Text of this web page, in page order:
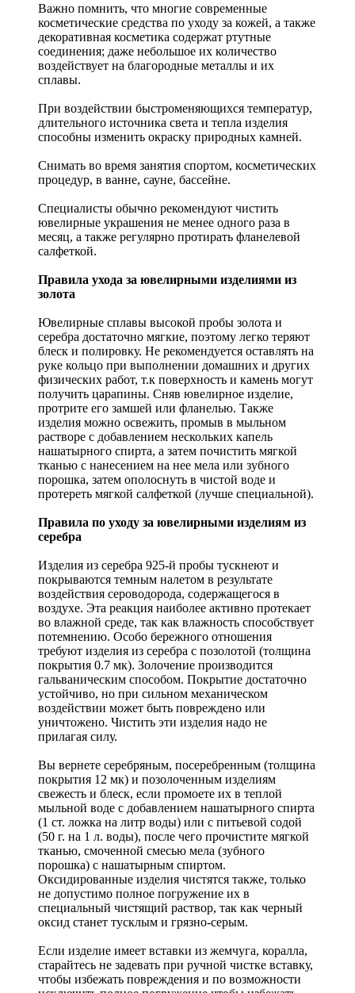
Важно помнить, что многие современные
косметические средства по уходу за кожей, а также
декоративная косметика содержат ртутные
соединения; даже небольшое их количество
воздействует на благородные металлы и их
сплавы.
При воздействии быстроменяющихся температур,
длительного источника света и тепла изделия
способны изменить окраску природных камней.
Снимать во время занятия спортом, косметических
процедур, в ванне, сауне, бассейне.
Специалисты обычно рекомендуют чистить
ювелирные украшения не менее одного раза в
месяц, а также регулярно протирать фланелевой
салфеткой.
Правила ухода за ювелирными изделиями из
золота
Ювелирные сплавы высокой пробы золота и
серебра достаточно мягкие, поэтому легко теряют
блеск и полировку. Не рекомендуется оставлять на
руке кольцо при выполнении домашних и других
физических работ, т.к поверхность и камень могут
получить царапины. Сняв ювелирное изделие,
протрите его замшей или фланелью. Также
изделия можно освежить, промыв в мыльном
растворе с добавлением нескольких капель
нашатырного спирта, а затем почистить мягкой
тканью с нанесением на нее мела или зубного
порошка, затем ополоснуть в чистой воде и
протереть мягкой салфеткой (лучше специальной).
Правила по уходу за ювелирными изделиям из
серебра
Изделия из серебра 925-й пробы тускнеют и
покрываются темным налетом в результате
воздействия сероводорода, содержащегося в
воздухе. Эта реакция наиболее активно протекает
во влажной среде, так как влажность способствует
потемнению. Особо бережного отношения
требуют изделия из серебра с позолотой (толщина
покрытия 0.7 мк). Золочение производится
гальваническим способом. Покрытие достаточно
устойчиво, но при сильном механическом
воздействии может быть повреждено или
уничтожено. Чистить эти изделия надо не
прилагая силу.
Вы вернете серебряным, посеребренным (толщина
покрытия 12 мк) и позолоченным изделиям
свежесть и блеск, если промоете их в теплой
мыльной воде с добавлением нашатырного спирта
(1 ст. ложка на литр воды) или с питьевой содой
(50 г. на 1 л. воды), после чего прочистите мягкой
тканью, смоченной смесью мела (зубного
порошка) с нашатырным спиртом.
Оксидированные изделия чистятся также, только
не допустимо полное погружение их в
специальный чистящий раствор, так как черный
оксид станет тусклым и грязно-серым.
Если изделие имеет вставки из жемчуга, коралла,
старайтесь не задевать при ручной чистке вставку,
чтобы избежать повреждения и по возможности